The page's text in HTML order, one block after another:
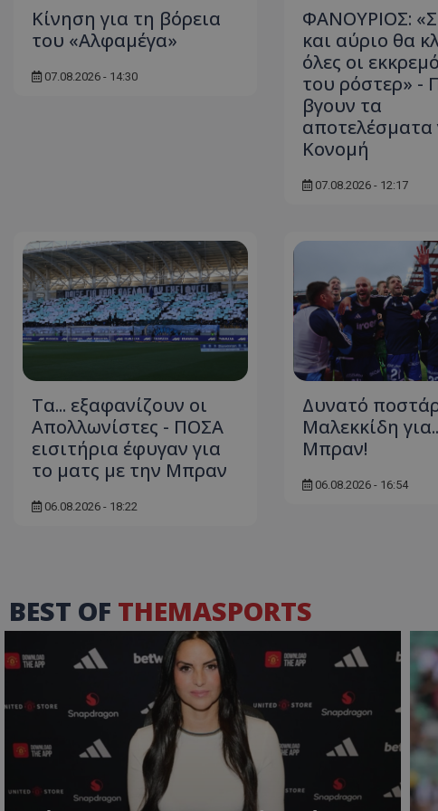
Κίνηση για τη βόρεια
του «Αλφαμέγα»
07.08.2026 - 14:30
ΦΑΝΟΥΡΙΟΣ:
και αύριο θα
όλες οι
του ρόστερ» -
βγουν τα
αποτελέσματα
Κονομή
07.08.2026 - 12:17
Τα... εξαφανίζουν οι
Απολλωνίστες - ΠΟΣΑ
εισιτήρια έφυγαν για
το ματς με την Μπραν
06.08.2026 - 18:22
Δυνατό
Μαλεκκίδη
Μπραν!
06.08.2026 - 16:54
BEST OF THEMASPORTS